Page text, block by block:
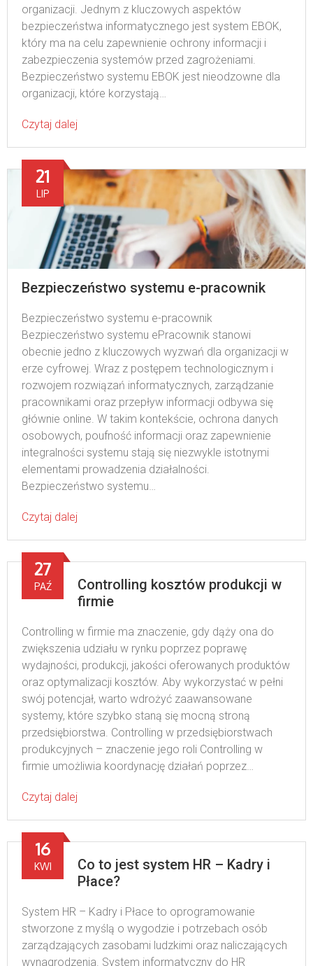
organizacji. Jednym z kluczowych aspektów
bezpieczeństwa informatycznego jest system EBOK,
który ma na celu zapewnienie ochrony informacji i
zabezpieczenia systemów przed zagrożeniami.
Bezpieczeństwo systemu EBOK jest nieodzowne dla
organizacji, które korzystają…
Czytaj dalej
Bezpieczeństwo systemu e-pracownik
21
LIP
Bezpieczeństwo systemu e-pracownik
Bezpieczeństwo systemu ePracownik stanowi
obecnie jedno z kluczowych wyzwań dla organizacji w
erze cyfrowej. Wraz z postępem technologicznym i
rozwojem rozwiązań informatycznych, zarządzanie
pracownikami oraz przepływ informacji odbywa się
głównie online. W takim kontekście, ochrona danych
osobowych, poufność informacji oraz zapewnienie
integralności systemu stają się niezwykle istotnymi
elementami prowadzenia działalności.
Bezpieczeństwo systemu…
Czytaj dalej
Controlling kosztów produkcji w
firmie
27
PAŹ
Controlling w firmie ma znaczenie, gdy dąży ona do
zwiększenia udziału w rynku poprzez poprawę
wydajności, produkcji, jakości oferowanych produktów
oraz optymalizacji kosztów. Aby wykorzystać w pełni
swój potencjał, warto wdrożyć zaawansowane
systemy, które szybko staną się mocną stroną
przedsiębiorstwa. Controlling w przedsiębiorstwach
produkcyjnych – znaczenie jego roli Controlling w
firmie umożliwia koordynację działań poprzez…
Czytaj dalej
Co to jest system HR – Kadry i
Płace?
16
KWI
System HR – Kadry i Płace to oprogramowanie
stworzone z myślą o wygodzie i potrzebach osób
zarządzających zasobami ludzkimi oraz naliczających
wynagrodzenia. System informatyczny do HR